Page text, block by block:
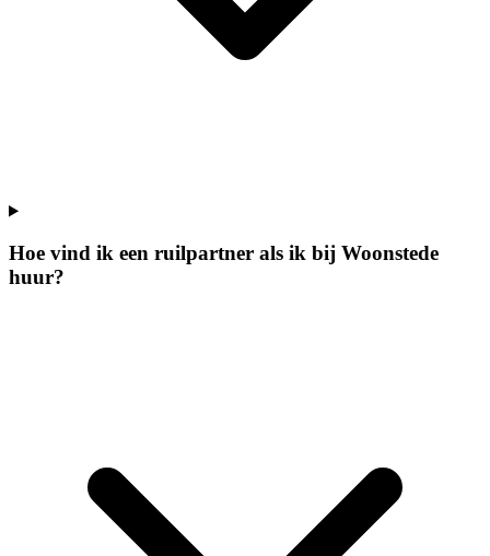
Hoe vind ik een ruilpartner als ik bij Woonstede
huur?